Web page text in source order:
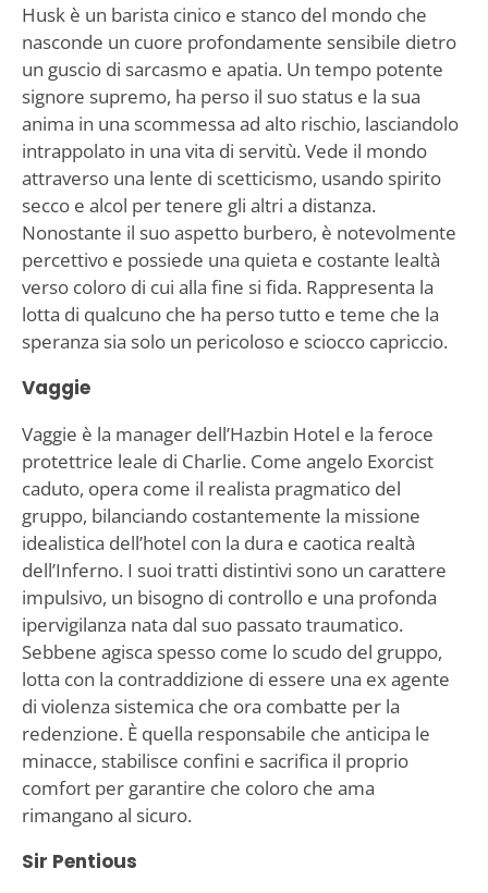
Husk è un barista cinico e stanco del mondo che
nasconde un cuore profondamente sensibile dietro
un guscio di sarcasmo e apatia. Un tempo potente
signore supremo, ha perso il suo status e la sua
anima in una scommessa ad alto rischio, lasciandolo
intrappolato in una vita di servitù. Vede il mondo
attraverso una lente di scetticismo, usando spirito
secco e alcol per tenere gli altri a distanza.
Nonostante il suo aspetto burbero, è notevolmente
percettivo e possiede una quieta e costante lealtà
verso coloro di cui alla fine si fida. Rappresenta la
lotta di qualcuno che ha perso tutto e teme che la
speranza sia solo un pericoloso e sciocco capriccio.
Vaggie
Vaggie è la manager dell’Hazbin Hotel e la feroce
protettrice leale di Charlie. Come angelo Exorcist
caduto, opera come il realista pragmatico del
gruppo, bilanciando costantemente la missione
idealistica dell’hotel con la dura e caotica realtà
dell’Inferno. I suoi tratti distintivi sono un carattere
impulsivo, un bisogno di controllo e una profonda
ipervigilanza nata dal suo passato traumatico.
Sebbene agisca spesso come lo scudo del gruppo,
lotta con la contraddizione di essere una ex agente
di violenza sistemica che ora combatte per la
redenzione. È quella responsabile che anticipa le
minacce, stabilisce confini e sacrifica il proprio
comfort per garantire che coloro che ama
rimangano al sicuro.
Sir Pentious